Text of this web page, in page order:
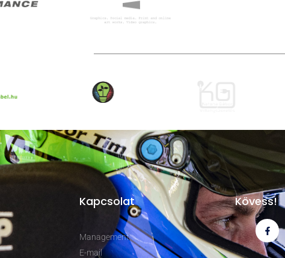
Kapcsolat
Management
E-mail
Kövess!